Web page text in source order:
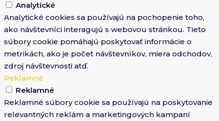
Analytické
Analytické cookies sa používajú na pochopenie toho,
ako návštevníci interagujú s webovou stránkou. Tieto
súbory cookie pomáhajú poskytovať informácie o
metrikách, ako je počet návštevníkov, miera odchodov,
zdroj návštevnosti atď.
Reklamné
Reklamné
Reklamné súbory cookie sa používajú na poskytovanie
relevantných reklám a marketingových kampaní